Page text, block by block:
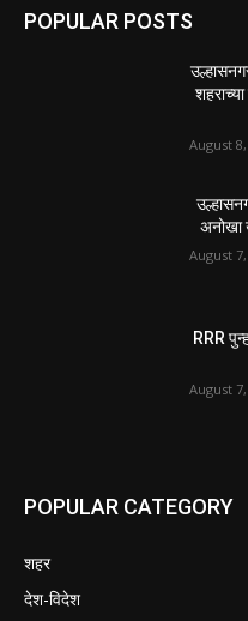
POPULAR POSTS
August
अनोखा
August
RRR
August
POPULAR CATEGORY
शहर
देश-विदेश